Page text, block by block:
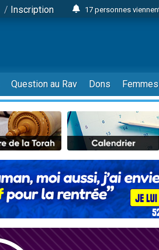
/ Inscription
17 personnes
Il reste 49
23 personnes
Eva vient de donner
4 personnes
3 personnes
3 personnes
Odaya vient de
13 personnes
2 personnes
30 personnes
12 nouvelles
Il reste 49 places
Question au Rav Dons Femmes